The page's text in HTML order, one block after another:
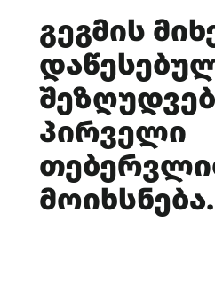
გეგმის
პირველი
მოიხსნება.